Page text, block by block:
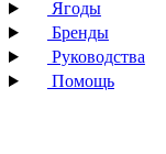
Ягоды
Бренды
Руководства
Помощь